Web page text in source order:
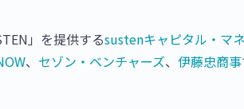
」を提供するsustenキャピタル・マ
、 セゾン・ベンチャーズ、 伊藤忠商事